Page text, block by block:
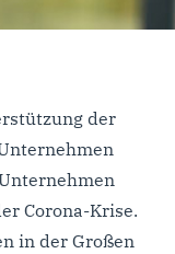
der
Corona-Krise.
in der Großen